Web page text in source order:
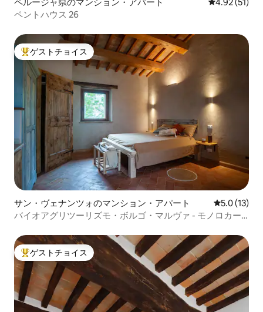
ペントハウス 26
大好評のゲストチョイスです。
ゲストチョイス
サン・ヴェナンツォのマンション・アパート レビュー13
5.0 (13)
バイオアグリツーリズモ・ボルゴ・マルヴァ - モノロカー
大好評のゲストチョイスです。
ゲストチョイス